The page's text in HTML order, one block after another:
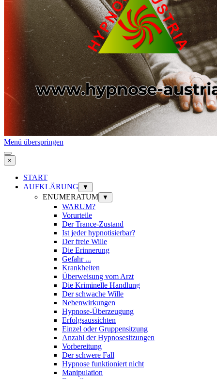
Menü überspringen
×
START
AUFKLÄRUNG
▼
ENUMERATUM ▼
WARUM?
Vorurteile
Der Trance-Zustand
Ist jeder hypnotisierbar?
Der freie Wille
Die Erinnerung
Gefahr ...
Krankheiten
Überweisung vom Arzt
Die Kriminelle Handlung
Der schwache Wille
Nebenwirkungen
Hypnose-Überzeugung
Erfolgsaussichten
Einzel oder Gruppensitzung
Anzahl der Hypnosesitzungen
Vorbereitung
Der schwere Fall
Hypnose funktioniert nicht
Manipulation